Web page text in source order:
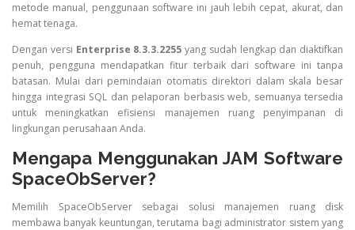
metode manual, penggunaan software ini jauh lebih cepat, akurat, dan
hemat tenaga.
Dengan versi Enterprise 8.3.3.2255 yang sudah lengkap dan diaktifkan
penuh, pengguna mendapatkan fitur terbaik dari software ini tanpa
batasan. Mulai dari pemindaian otomatis direktori dalam skala besar
hingga integrasi SQL dan pelaporan berbasis web, semuanya tersedia
untuk meningkatkan efisiensi manajemen ruang penyimpanan di
lingkungan perusahaan Anda.
Mengapa Menggunakan JAM Software
SpaceObServer?
Memilih SpaceObServer sebagai solusi manajemen ruang disk
membawa banyak keuntungan, terutama bagi administrator sistem yang